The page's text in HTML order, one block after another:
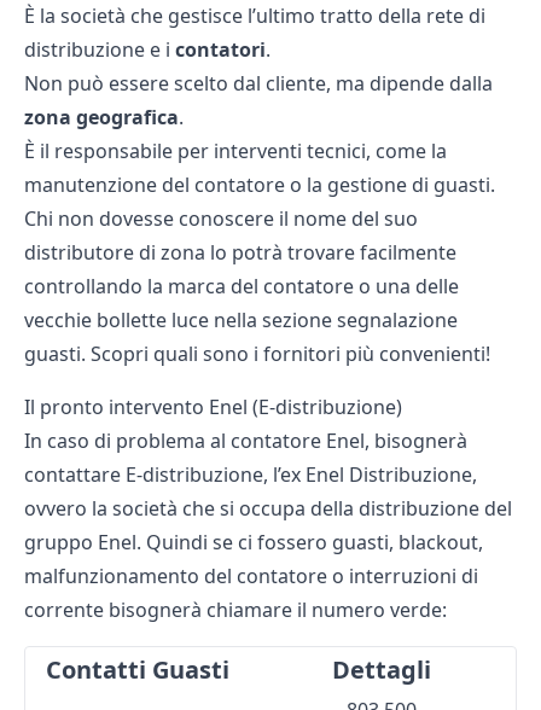
È la società che gestisce l’ultimo tratto della rete di
distribuzione e i contatori.
Non può essere scelto dal cliente, ma dipende dalla
zona geografica.
È il responsabile per interventi tecnici, come la
manutenzione del contatore o la gestione di guasti.
Chi non dovesse conoscere il nome del suo
distributore di zona lo potrà trovare facilmente
controllando la marca del contatore o una delle
vecchie bollette luce nella sezione segnalazione
guasti. Scopri quali sono i fornitori più convenienti!
Il pronto intervento Enel (E-distribuzione)
In caso di problema al contatore Enel, bisognerà
contattare E-distribuzione, l’ex Enel Distribuzione,
ovvero la società che si occupa della distribuzione del
gruppo Enel. Quindi se ci fossero guasti, blackout,
malfunzionamento del contatore o interruzioni di
corrente bisognerà chiamare il numero verde:
Contatti Guasti Dettagli